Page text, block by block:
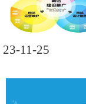
23-11-25